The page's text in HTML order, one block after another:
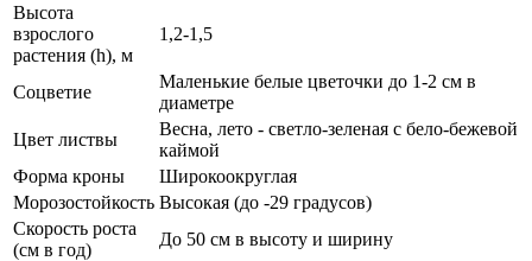
Высота
взрослого
растения (h), м
1,2-1,5
Соцветие
Маленькие белые цветочки до 1-2 см в
диаметре
Цвет листвы
Весна, лето - светло-зеленая с бело-бежевой
каймой
Форма кроны
Широкоокруглая
Морозостойкость Высокая (до -29 градусов)
Скорость роста
(см в год)
До 50 см в высоту и ширину